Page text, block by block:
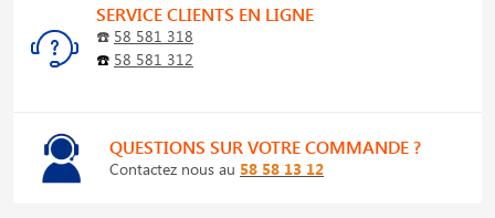
SERVICE CLIENTS EN LIGNE
☎️ 58 581 318
☎️ 58 581 312
QUESTIONS SUR VOTRE COMMANDE ?
Contactez nous au 58 58 13 12